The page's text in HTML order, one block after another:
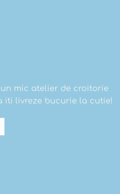
un mic atelier de croitorie
iti livreze bucurie la cutie!